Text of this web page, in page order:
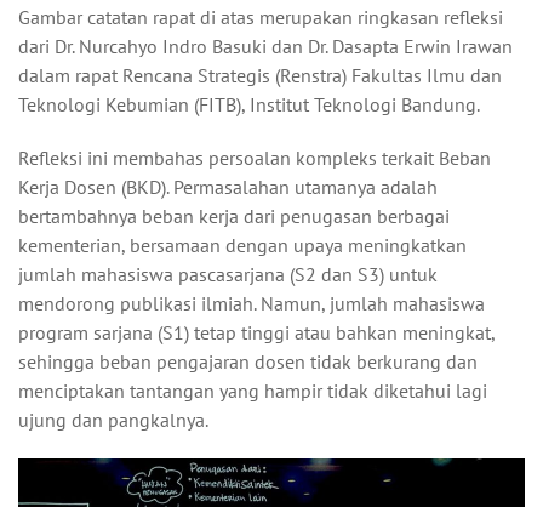
Gambar catatan rapat di atas merupakan ringkasan refleksi
dari Dr. Nurcahyo Indro Basuki dan Dr. Dasapta Erwin Irawan
dalam rapat Rencana Strategis (Renstra) Fakultas Ilmu dan
Teknologi Kebumian (FITB), Institut Teknologi Bandung.
Refleksi ini membahas persoalan kompleks terkait Beban
Kerja Dosen (BKD). Permasalahan utamanya adalah
bertambahnya beban kerja dari penugasan berbagai
kementerian, bersamaan dengan upaya meningkatkan
jumlah mahasiswa pascasarjana (S2 dan S3) untuk
mendorong publikasi ilmiah. Namun, jumlah mahasiswa
program sarjana (S1) tetap tinggi atau bahkan meningkat,
sehingga beban pengajaran dosen tidak berkurang dan
menciptakan tantangan yang hampir tidak diketahui lagi
ujung dan pangkalnya.